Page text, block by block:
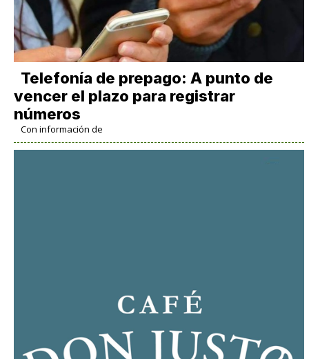
Telefonía de prepago: A punto de
vencer el plazo para registrar
números
Con información de